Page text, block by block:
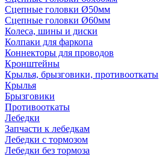
Сцепные головки Ø50мм
Сцепные головки Ø60мм
Колеса, шины и диски
Колпаки для фаркопа
Коннекторы для проводов
Кронштейны
Крылья, брызговики, противооткаты
Крылья
Брызговики
Противооткаты
Лебедки
Запчасти к лебедкам
Лебедки с тормозом
Лебедки без тормоза